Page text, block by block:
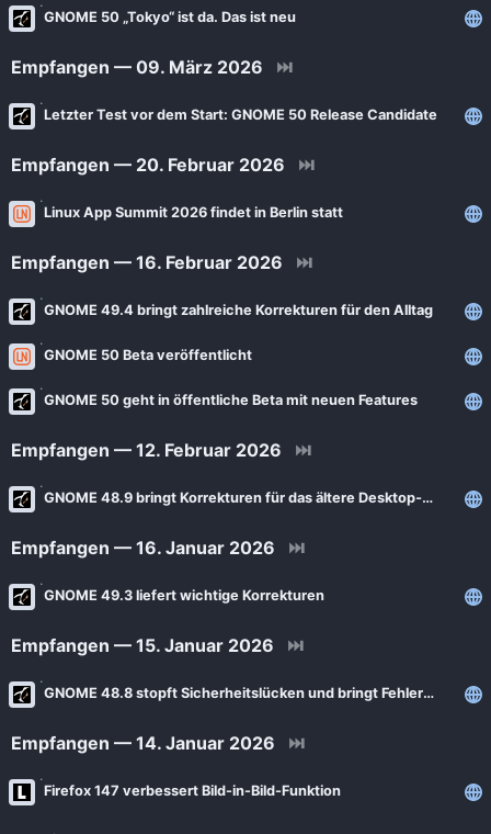
Do-FOSS
Got tty
Koflers Blog
Linux Guides
Linux Umsteiger Kanal
My-IT-Brain
VNotes
FSFE News
GNU/Linux.ch
Heise Open Source
Linux-Magazin
LinuxCommunity
MichlFranken
OSB Alliance
Pro-Linux News
GNOME 50 „Tokyo“ ist da. Das ist neu
Empfangen — 09. März 2026 ⏭
Letzter Test vor dem Start: GNOME 50 Release Candidate
Empfangen — 20. Februar 2026 ⏭
Linux App Summit 2026 findet in Berlin statt
Empfangen — 16. Februar 2026 ⏭
GNOME 49.4 bringt zahlreiche Korrekturen für den Alltag
GNOME 50 Beta veröffentlicht
GNOME 50 geht in öffentliche Beta mit neuen Features
Empfangen — 12. Februar 2026 ⏭
GNOME 48.9 bringt Korrekturen für das ältere Desktop‑Release
Empfangen — 16. Januar 2026 ⏭
GNOME 49.3 liefert wichtige Korrekturen
Empfangen — 15. Januar 2026 ⏭
GNOME 48.8 stopft Sicherheitslücken und bringt Fehlerkorrekturen
Empfangen — 14. Januar 2026 ⏭
Firefox 147 verbessert Bild-in-Bild-Funktion